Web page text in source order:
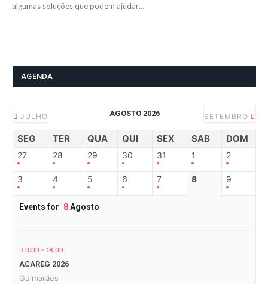
algumas soluções que podem ajudar…
AGENDA
JULHO AGOSTO 2026 SETEMBRO
SEG TER QUA QUI SEX SAB DOM
27 28 29 30 31 1 2
3 4 5 6 7 8 9
Events for 8Agosto
0:00 - 18:00
ACAREG 2026
Guimarães